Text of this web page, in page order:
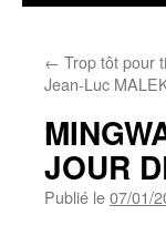
← Trop tôt pour
Jean-Luc
JOUR
Publié le07/01/